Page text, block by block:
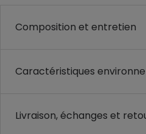
Composition et entretien
Caractéristiques
Livraison, échanges et